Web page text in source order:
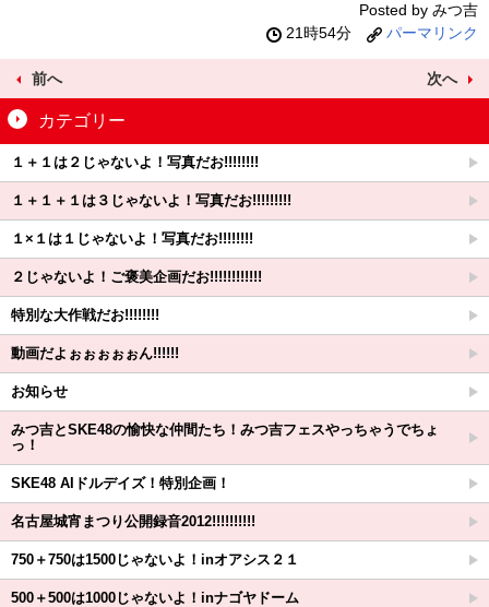
Posted by みつ吉
21時54分
パーマリンク
前へ 次へ
カテゴリー
１＋１は２じゃないよ！写真だお!!!!!!!!
１＋１＋１は３じゃないよ！写真だお!!!!!!!!!
１×１は１じゃないよ！写真だお!!!!!!!!
２じゃないよ！ご褒美企画だお!!!!!!!!!!!!
特別な大作戦だお!!!!!!!!
動画だよぉぉぉぉぉん!!!!!!
お知らせ
みつ吉とSKE48の愉快な仲間たち！みつ吉フェスやっちゃうでちょ
っ！
SKE48 AIドルデイズ！特別企画！
名古屋城宵まつり公開録音2012!!!!!!!!!!
750＋750は1500じゃないよ！inオアシス２１
500＋500は1000じゃないよ！inナゴヤドーム